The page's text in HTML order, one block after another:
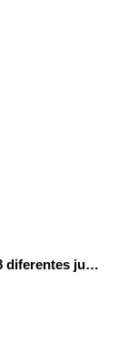
Programa con Scratch, 8 diferentes juegos para vivir la emoción de los partidos de España en el mundial 2026